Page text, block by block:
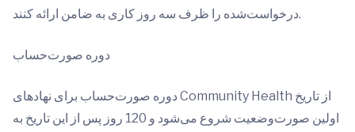
درخواست‌شده را ظرف سه روز کاری به ضامن ارائه کنند.
دوره صورت‌حساب
دوره صورت‌حساب برای نهادهای Community Health از تاریخ
اولین صورت‌وضعیت شروع می‌شود و 120 روز پس از این تاریخ به